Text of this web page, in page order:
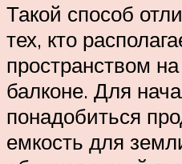
Такой способ
тех, кто
пространством
балконе. Для
понадобиться
емкость для